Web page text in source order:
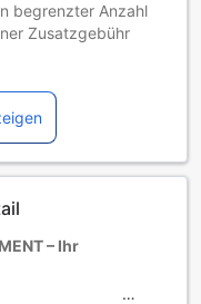
begrenzter Anzahl
Zusatzgebühr
vorhandenes Bett
von der
Gebühren
– Ihr